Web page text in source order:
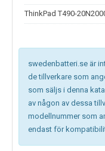
ThinkPad T490-
swedenbatteri.se är
de tillverkare som
som säljs i denna
av någon av dessa
modellnummer som
endast för